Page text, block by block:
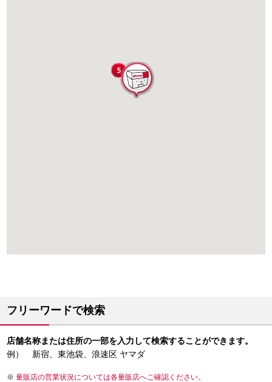
フリーワードで検索
店舗名称または住所の一部を入力して検索することができます。
例） 新宿、東池袋、浪速区 ヤマダ
量販店の営業状況については各量販店へご確認ください。